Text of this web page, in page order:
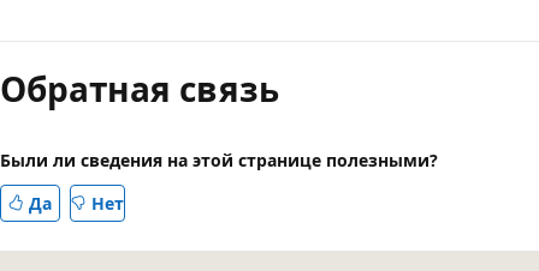
Обратная связь
Были ли сведения на этой странице полезными?
Да
Нет